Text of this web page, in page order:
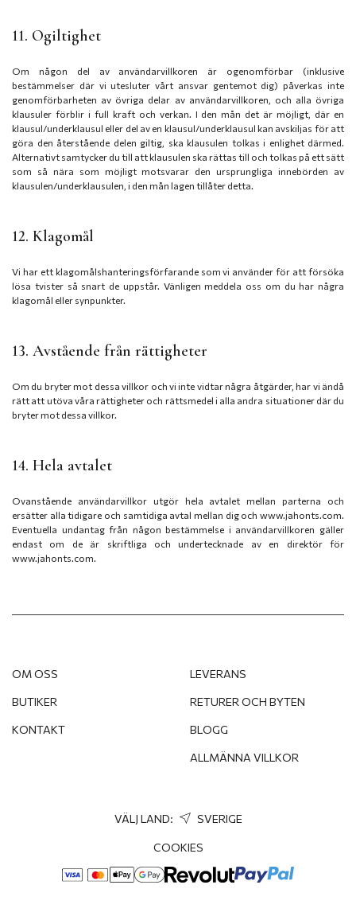
11. Ogiltighet
Om någon del av användarvillkoren är ogenomförbar (inklusive
bestämmelser där vi utesluter vårt ansvar gentemot dig) påverkas inte
genomförbarheten av övriga delar av användarvillkoren, och alla övriga
klausuler förblir i full kraft och verkan. I den mån det är möjligt, där en
klausul/underklausul eller del av en klausul/underklausul kan avskiljas för att
göra den återstående delen giltig, ska klausulen tolkas i enlighet därmed.
Alternativt samtycker du till att klausulen ska rättas till och tolkas på ett sätt
som så nära som möjligt motsvarar den ursprungliga innebörden av
klausulen/underklausulen, i den mån lagen tillåter detta.
12. Klagomål
Vi har ett klagomålshanteringsförfarande som vi använder för att försöka
lösa tvister så snart de uppstår. Vänligen meddela oss om du har några
klagomål eller synpunkter.
13. Avstående från rättigheter
Om du bryter mot dessa villkor och vi inte vidtar några åtgärder, har vi ändå
rätt att utöva våra rättigheter och rättsmedel i alla andra situationer där du
bryter mot dessa villkor.
14. Hela avtalet
Ovanstående användarvillkor utgör hela avtalet mellan parterna och
ersätter alla tidigare och samtidiga avtal mellan dig och www.jahonts.com.
Eventuella undantag från någon bestämmelse i användarvillkoren gäller
endast om de är skriftliga och undertecknade av en direktör för
www.jahonts.com.
OM OSS
BUTIKER
KONTAKT
LEVERANS
RETURER OCH BYTEN
BLOGG
ALLMÄNNA VILLKOR
VÄLJ LAND: SVERIGE
COOKIES